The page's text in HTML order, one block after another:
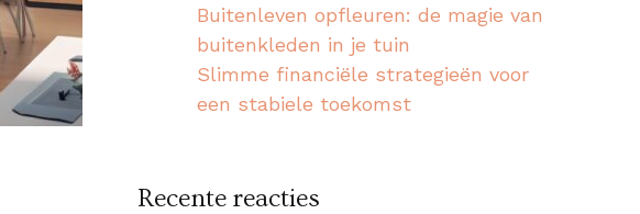
Buitenleven opfleuren: de magie van
buitenkleden in je tuin
Slimme financiële strategieën voor
een stabiele toekomst
Recente reacties